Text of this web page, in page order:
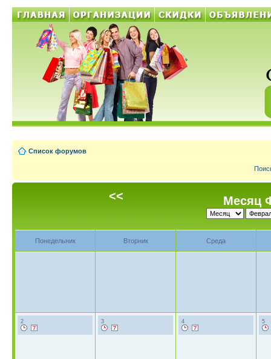
Список форумов
<< Месяц
Понедельник Вторник Среда
2 3 4 5